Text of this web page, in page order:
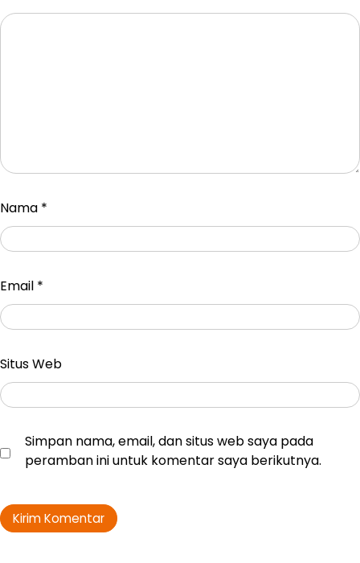
Nama *
Email *
Situs Web
Simpan nama, email, dan situs web saya pada
peramban ini untuk komentar saya berikutnya.